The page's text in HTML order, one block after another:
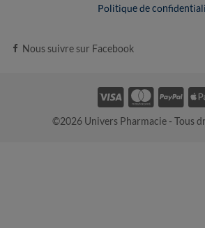
Politique de
Nous suivre sur Facebook
©2026 Univers Pharmacie - Tous